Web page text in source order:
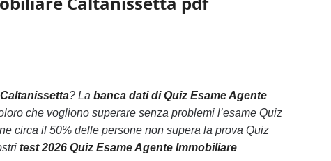
? La banca dati di Quiz Esame Agente
che vogliono superare senza problemi l’esame Quiz
circa il 50% delle persone non supera la prova Quiz
test 2026 Quiz Esame Agente Immobiliare